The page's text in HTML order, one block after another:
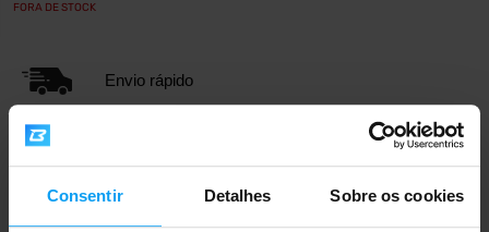
Consentir Detalhes Sobre os cookies
FORA DE STOCK
Envio rápido
Mais de 3000 produtos em stock